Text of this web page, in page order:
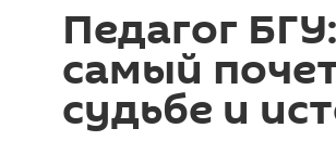
Педагог
самый
судьбе и